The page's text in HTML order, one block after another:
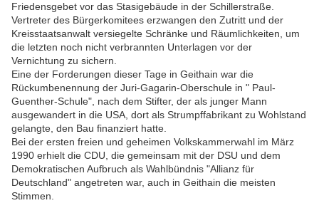
Friedensgebet vor das Stasigebäude in der Schillerstraße.
Vertreter des Bürgerkomitees erzwangen den Zutritt und der
Kreisstaatsanwalt versiegelte Schränke und Räumlichkeiten, um
die letzten noch nicht verbrannten Unterlagen vor der
Vernichtung zu sichern.
Eine der Forderungen dieser Tage in Geithain war die
Rückumbenennung der Juri-Gagarin-Oberschule in " Paul-
Guenther-Schule", nach dem Stifter, der als junger Mann
ausgewandert in die USA, dort als Strumpffabrikant zu Wohlstand
gelangte, den Bau finanziert hatte.
Bei der ersten freien und geheimen Volkskammerwahl im März
1990 erhielt die CDU, die gemeinsam mit der DSU und dem
Demokratischen Aufbruch als Wahlbündnis "Allianz für
Deutschland" angetreten war, auch in Geithain die meisten
Stimmen.